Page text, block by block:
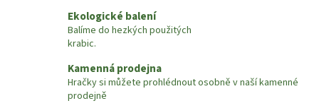
Ekologické balení
Balíme do hezkých použitých
krabic.
Kamenná prodejna
Hračky si můžete prohlédnout osobně v naší kamenné
prodejně